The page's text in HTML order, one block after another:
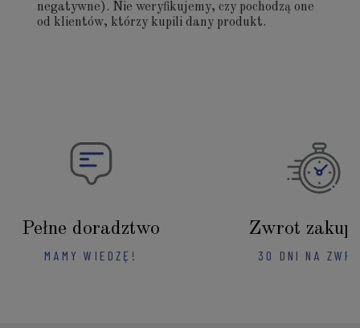
negatywne). Nie weryfikujemy, czy pochodzą one
od klientów, którzy kupili dany produkt.
Pełne doradztwo
MAMY WIEDZĘ!
Zwrot
30 DNI NA